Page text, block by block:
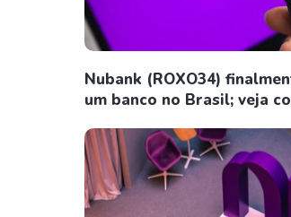
Nubank (ROXO34)
um banco no Brasil; veja